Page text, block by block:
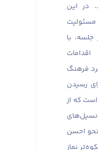
در این
مسئولیت
با
فرهنگ
رسیدن
که از
احسن
نماز